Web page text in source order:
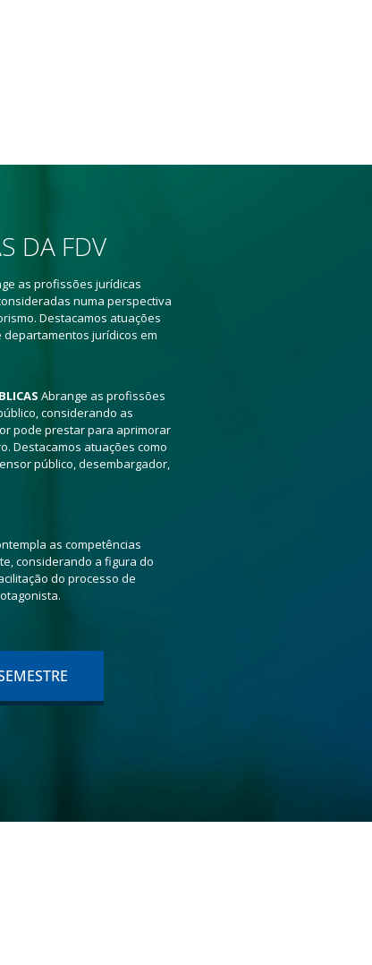
DA FDV
as profissões jurídicas
numa perspectiva
Destacamos atuações
jurídicos em
Abrange as profissões
considerando as
pode prestar para aprimorar
Destacamos atuações como
público, desembargador,
as competências
considerando a figura do
do processo de